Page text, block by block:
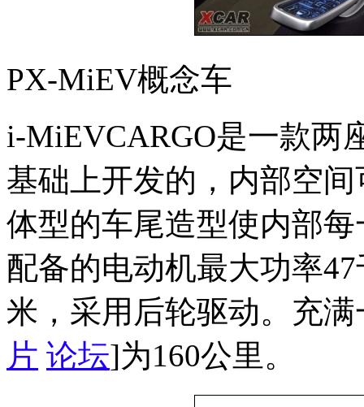
PX-MiEV概念车
i-MiEVCARGO是一款两
基础上开发的，内部空
体型的车尾造型使内部
配备的电动机最大功率
米，采用后轮驱动。充
片 论坛]为160公里。